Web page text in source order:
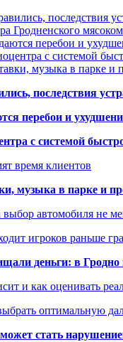
последствия
Гродненского
перебои и
с системой
музыка в парке и
последствия
перебои и
с системой
время клиентов
музыка в парке и
автомобиля не
игроков раньше
деньги: в Гродно
и как оценивать
оптимальную
стать